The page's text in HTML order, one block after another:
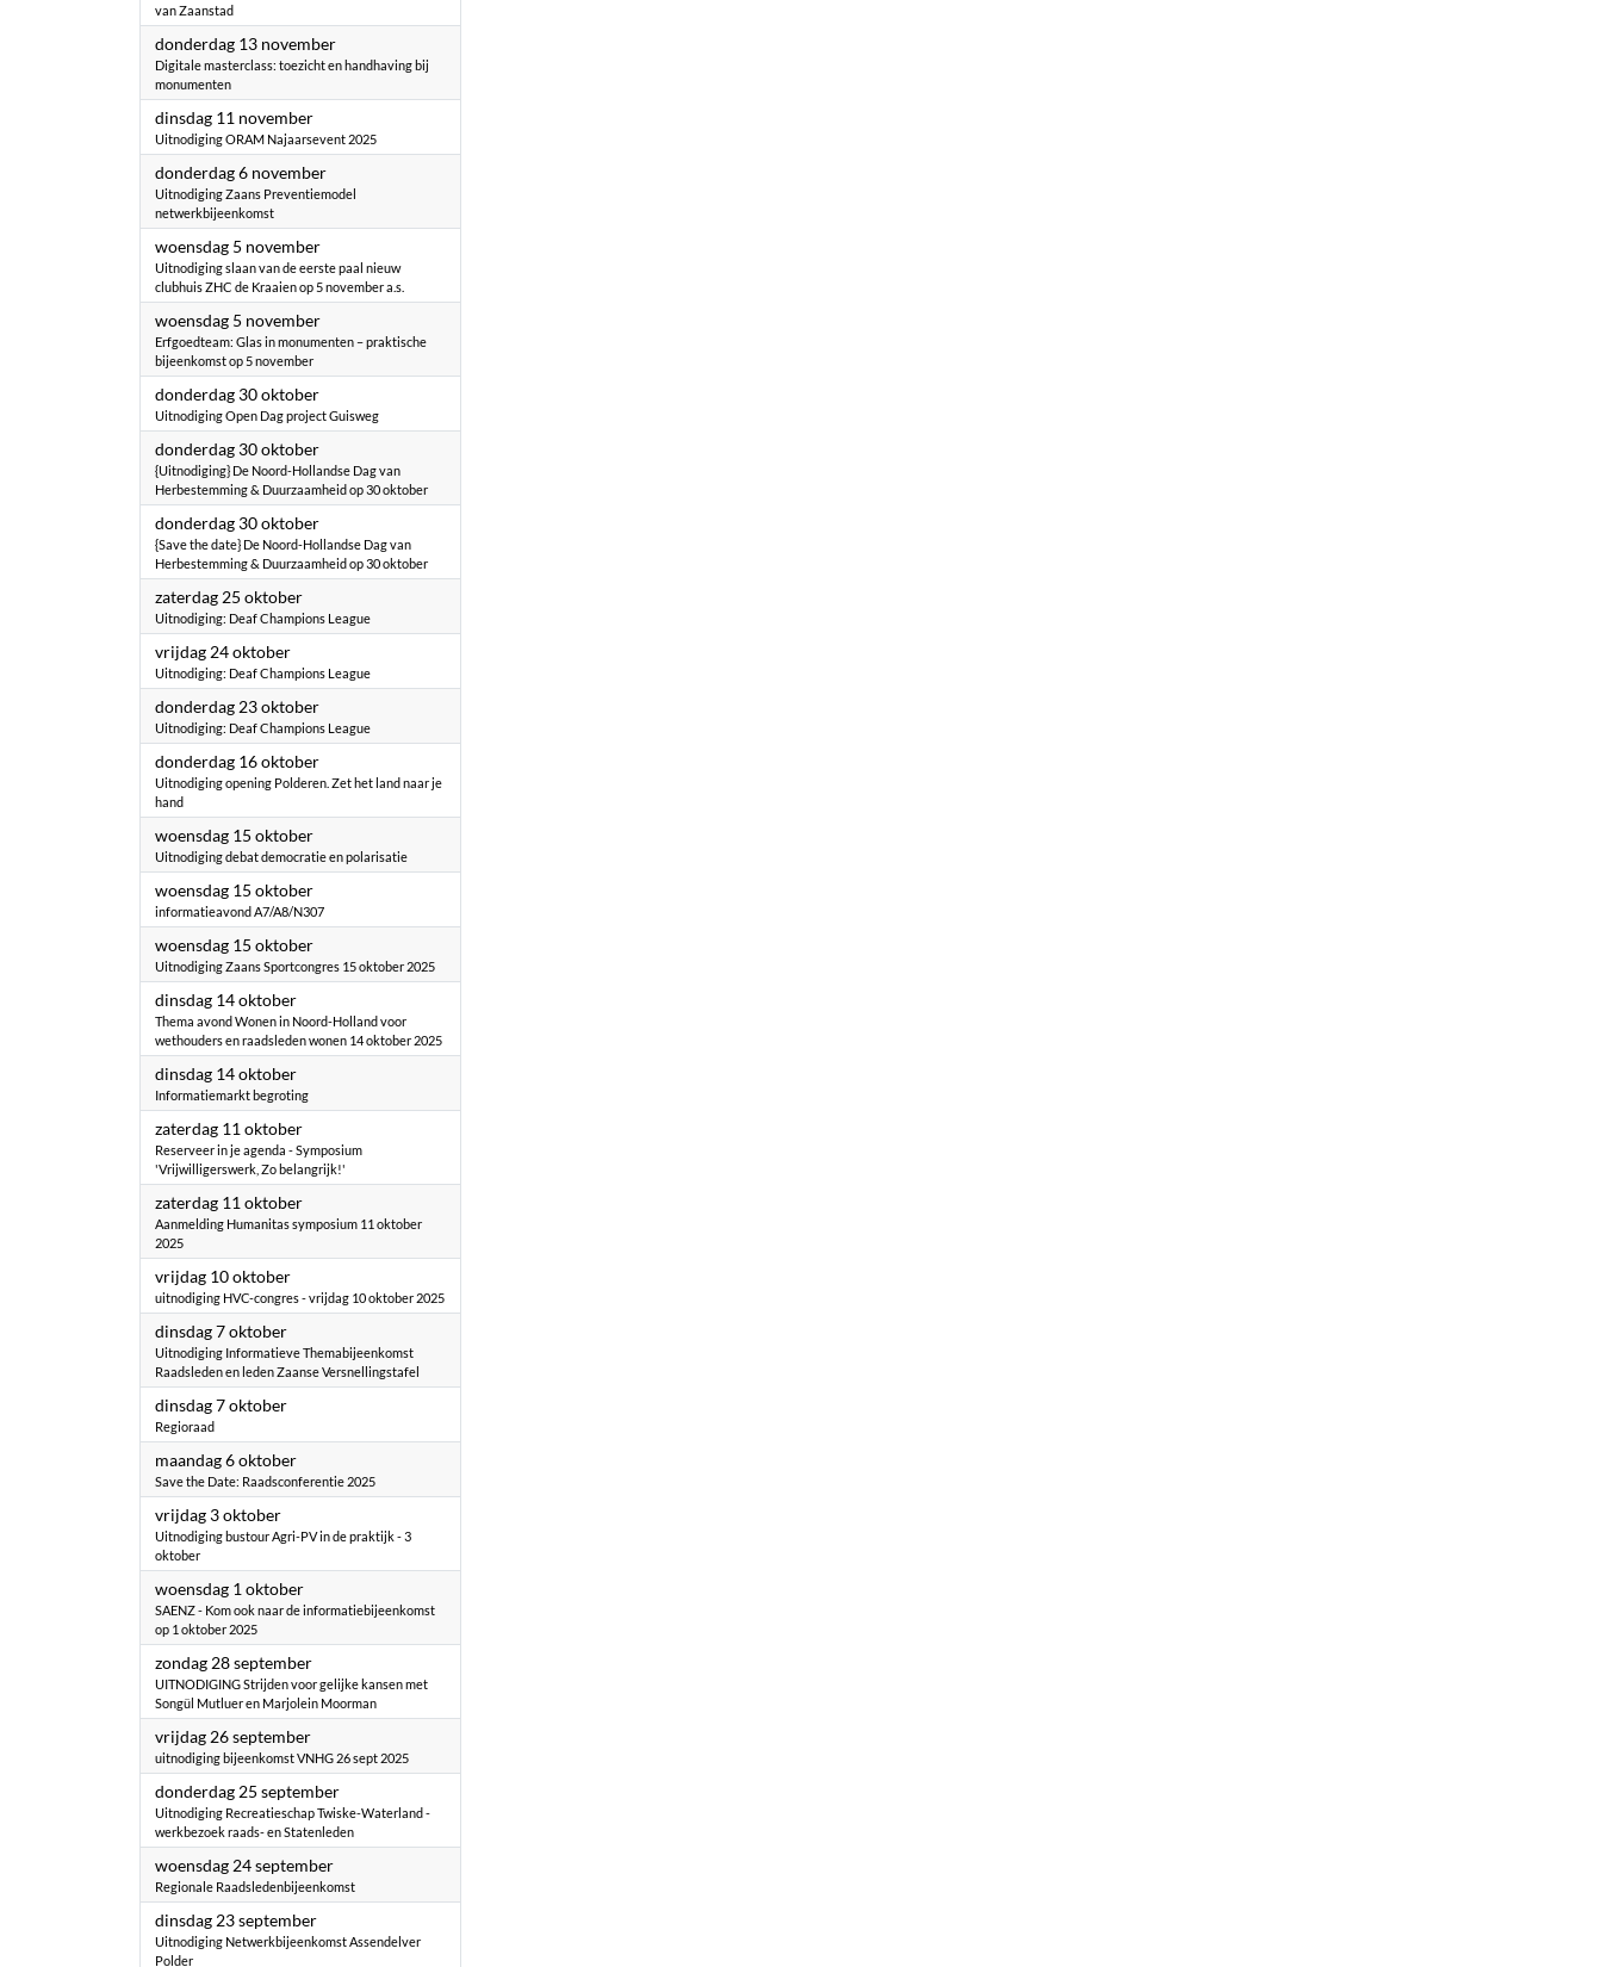
van Zaanstad
donderdag 13 november2025
Digitale masterclass: toezicht en handhaving bij
monumenten
dinsdag 11 november2025
Uitnodiging ORAM Najaarsevent 2025
donderdag 6 november2025
Uitnodiging Zaans Preventiemodel
netwerkbijeenkomst
woensdag 5 november2025
Uitnodiging slaan van de eerste paal nieuw
clubhuis ZHC de Kraaien op 5 november a.s.
woensdag 5 november2025
Erfgoedteam: Glas in monumenten – praktische
bijeenkomst op 5 november
donderdag 30 oktober2025
Uitnodiging Open Dag project Guisweg
donderdag 30 oktober2025
{Uitnodiging} De Noord-Hollandse Dag van
Herbestemming & Duurzaamheid op 30 oktober
donderdag 30 oktober2025
{Save the date} De Noord-Hollandse Dag van
Herbestemming & Duurzaamheid op 30 oktober
zaterdag 25 oktober2025
Uitnodiging: Deaf Champions League
vrijdag 24 oktober2025
Uitnodiging: Deaf Champions League
donderdag 23 oktober2025
Uitnodiging: Deaf Champions League
donderdag 16 oktober2025
Uitnodiging opening Polderen. Zet het land naar je
hand
woensdag 15 oktober2025
Uitnodiging debat democratie en polarisatie
woensdag 15 oktober2025
informatieavond A7/A8/N307
woensdag 15 oktober2025
Uitnodiging Zaans Sportcongres 15 oktober 2025
dinsdag 14 oktober2025
Thema avond Wonen in Noord-Holland voor
wethouders en raadsleden wonen 14 oktober 2025
dinsdag 14 oktober2025
Informatiemarkt begroting
zaterdag 11 oktober2025
Reserveer in je agenda - Symposium
'Vrijwilligerswerk, Zo belangrijk!'
zaterdag 11 oktober2025
Aanmelding Humanitas symposium 11 oktober
2025
vrijdag 10 oktober2025
uitnodiging HVC-congres - vrijdag 10 oktober 2025
dinsdag 7 oktober2025
Uitnodiging Informatieve Themabijeenkomst
Raadsleden en leden Zaanse Versnellingstafel
dinsdag 7 oktober2025
Regioraad
maandag 6 oktober2025
Save the Date: Raadsconferentie 2025
vrijdag 3 oktober2025
Uitnodiging bustour Agri-PV in de praktijk - 3
oktober
woensdag 1 oktober2025
SAENZ - Kom ook naar de informatiebijeenkomst
op 1 oktober 2025
zondag 28 september2025
UITNODIGING Strijden voor gelijke kansen met
Songül Mutluer en Marjolein Moorman
vrijdag 26 september2025
uitnodiging bijeenkomst VNHG 26 sept 2025
donderdag 25 september2025
Uitnodiging Recreatieschap Twiske-Waterland -
werkbezoek raads- en Statenleden
woensdag 24 september2025
Regionale Raadsledenbijeenkomst
dinsdag 23 september2025
Uitnodiging Netwerkbijeenkomst Assendelver
Polder